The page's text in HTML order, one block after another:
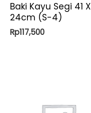
Baki Kayu Segi 41 X
24cm (S-4)
Rp117,500